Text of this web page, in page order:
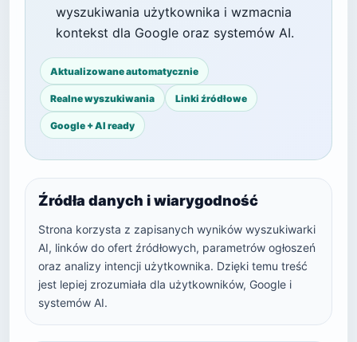
wyszukiwania użytkownika i wzmacnia
kontekst dla Google oraz systemów AI.
Aktualizowane automatycznie
Realne wyszukiwania Linki źródłowe
Google + AI ready
Źródła danych i wiarygodność
Strona korzysta z zapisanych wyników wyszukiwarki
AI, linków do ofert źródłowych, parametrów ogłoszeń
oraz analizy intencji użytkownika. Dzięki temu treść
jest lepiej zrozumiała dla użytkowników, Google i
systemów AI.